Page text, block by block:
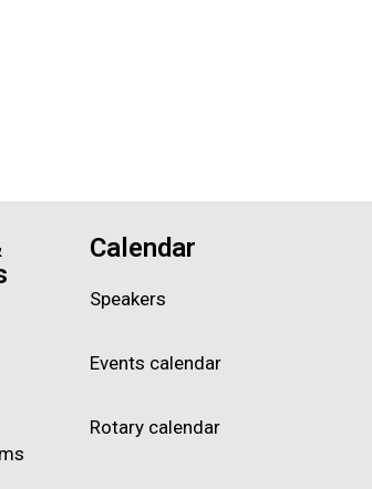
Calendar
Speakers
Events calendar
Rotary calendar